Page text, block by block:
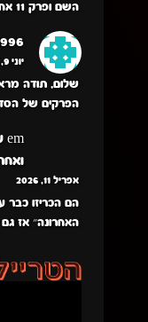
השם ופרק 11 אחר כך כי הוא פרק של…
יוני 9, 2026
שלום, תודה
הפרקים של
em
אפריל 11, 2026
הם הכריזו
האחרונה״ אז